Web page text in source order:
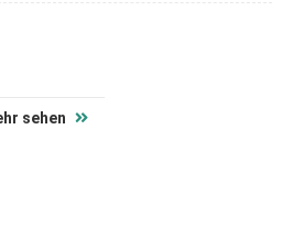
sehen